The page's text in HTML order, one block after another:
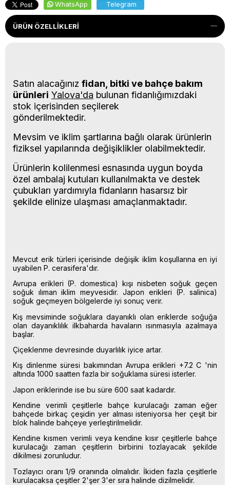
WhatsApp Telegram
ÜRÜN ÖZELLIKLERI
Satın alacağınız fidan, bitki ve bahçe bakım
ürünleri Yalova'da bulunan fidanlığımızdaki
stok içerisinden seçilerek
gönderilmektedir.
Mevsim ve iklim şartlarına bağlı olarak ürünlerin
fiziksel yapılarında değişiklikler olabilmektedir.
Ürünlerin kolilenmesi esnasında uygun boyda
özel ambalaj kutuları kullanılmakta ve destek
çubukları yardımıyla fidanların hasarsız bir
şekilde elinize ulaşması amaçlanmaktadır.
Mevcut erik türleri içerisinde değişik iklim koşullarına en iyi
uyabilen P. cerasifera'dır.
Avrupa erikleri (P. domestica) kışı nisbeten soğuk geçen
soğuk ılıman iklim meyvesidir. Japon erikleri (P. salinica)
soğuk geçmeyen bölgelerde iyi sonuç verir.
Kış mevsiminde soğuklara dayanıklı olan eriklerde soğuğa
olan dayanıklılık ilkbaharda havaların ısınmasıyla azalmaya
başlar.
Çiçeklenme devresinde duyarlılık iyice artar.
Kış dinlenme süresi bakımından Avrupa erikleri +7.2 C 'nin
altında 1000 saatten fazla bir soğuklama süresi isterler.
Japon eriklerinde ise bu süre 600 saat kadardır.
Kendine verimli çeşitlerle bahçe kurulacağı zaman eğer
bahçede birkaç çeşidin yer alması isteniyorsa her çeşit bir
blok halinde bahçeye yerleştirilmelidir.
Kendine kısmen verimli veya kendine kısır çeşitlerle bahçe
kurulacağı zaman çeşitlerin birbirini tozlayacak şekilde
dikilmesi zorunludur.
Tozlayıcı oranı 1/9 oranında olmalıdır. İkiden fazla çeşitlerle
kurulacaksa çeşitler 2'şer 3'er sıra halinde dizilmelidir.